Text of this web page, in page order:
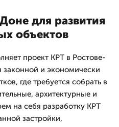
для развития
объектов
проект КРТ в Ростове-
законной и экономически
где требуется собрать в
архитектурные и
на себя разработку КРТ
застройки,